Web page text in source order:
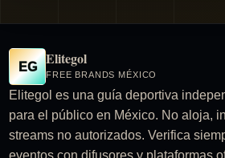
EG Elitegol
FREE BRANDS MÉXICO
Elitegol es una guía deportiva
para el público en México. No aloja,
streams no autorizados. Verifica
eventos con difusores y plataformas